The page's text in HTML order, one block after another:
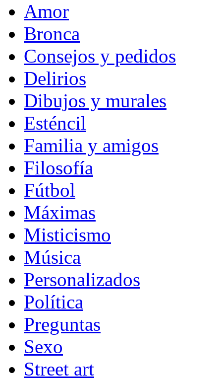
Amor
Bronca
Consejos y pedidos
Delirios
Dibujos y murales
Esténcil
Familia y amigos
Filosofía
Fútbol
Máximas
Misticismo
Música
Personalizados
Política
Preguntas
Sexo
Street art